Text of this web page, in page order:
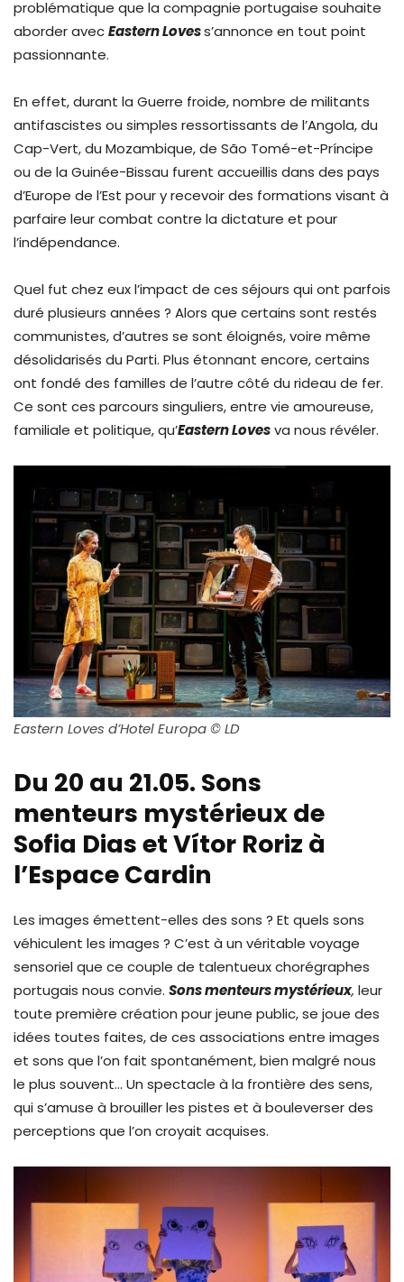
problématique que la compagnie portugaise souhaite
aborder avecEastern Lovess’annonce en tout point
passionnante.
En effet, durant la Guerre froide, nombre de militants
antifascistes ou simples ressortissants de l’Angola, du
Cap-Vert, du Mozambique, de São Tomé-et-Príncipe
ou de la Guinée-Bissau furent accueillis dans des pays
d’Europe de l’Est pour y recevoir des formations visant à
parfaire leur combat contre la dictature et pour
l’indépendance.
Quel fut chez eux l’impact de ces séjours qui ont parfois
duré plusieurs années ? Alors que certains sont restés
communistes, d’autres se sont éloignés, voire même
désolidarisés du Parti. Plus étonnant encore, certains
ont fondé des familles de l’autre côté du rideau de fer.
Ce sont ces parcours singuliers, entre vie amoureuse,
familiale et politique, qu’Eastern Lovesva nous révéler.
Eastern Loves d’Hotel Europa © LD
Du 20 au 21.05. Sons
menteurs mystérieux de
Sofia Dias et Vítor Roriz à
l’Espace Cardin
Les images émettent-elles des sons ? Et quels sons
véhiculent les images ? C’est à un véritable voyage
sensoriel que ce couple de talentueux chorégraphes
portugais nous convie. Sons menteurs mystérieux, leur
toute première création pour jeune public, se joue des
idées toutes faites, de ces associations entre images
et sons que l’on fait spontanément, bien malgré nous
le plus souvent… Un spectacle à la frontière des sens,
qui s’amuse à brouiller les pistes et à bouleverser des
perceptions que l’on croyait acquises.